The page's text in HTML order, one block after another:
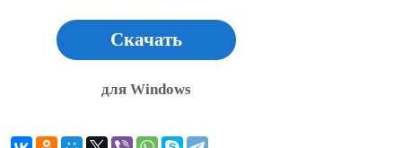
Скачать
для Windows